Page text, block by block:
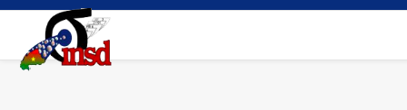
Aller
contenu
principal